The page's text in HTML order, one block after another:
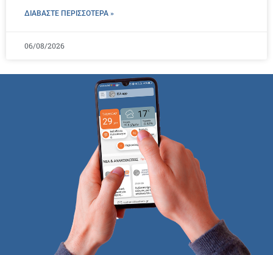
ΔΙΑΒΑΣΤΕ ΠΕΡΙΣΣΌΤΕΡΑ »
06/08/2026